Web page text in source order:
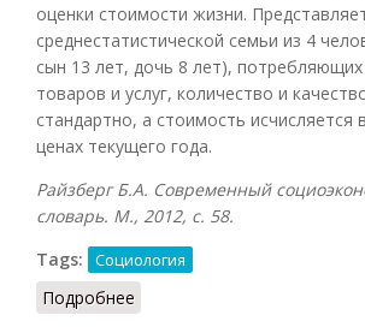
оценки стоимости жизни.
среднестатистической семьи из 4
сын 13 лет, дочь 8 лет),
товаров и услуг, количество и
стандартно, а стоимость исчисляется
ценах текущего года.
Райзберг Б.А. Современный
словарь. М., 2012, с. 58.
Tags:
Социология
Подробнее